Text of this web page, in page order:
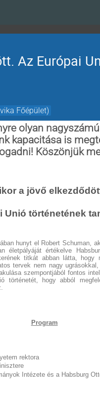
Az Európai
Főépület)
olyan
kapacitása is
Köszönjük
a jövő
Unió történetének
hunyt el Robert Schuman,
életpályáját értékelve
titkát abban látta, hogy
tervek nem nagy
szempontjából fontos
történetét, hogy abból
Program
rektora
Intézete és a Habsburg